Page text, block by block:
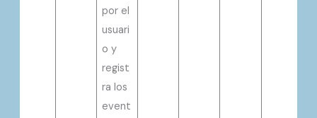
por el
usuari
o y
regist
ra los
event